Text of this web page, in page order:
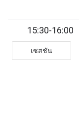
15:30-16:00
เซสชัน